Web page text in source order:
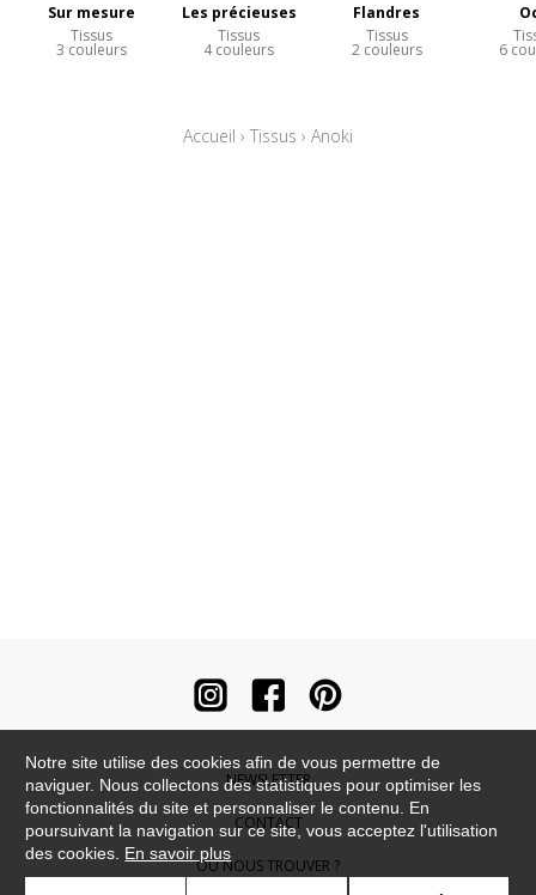
Sur mesure
Tissus
3 couleurs
Les précieuses
Tissus
4 couleurs
Flandres
Tissus
2 couleurs 6
Accueil › Tissus › Anoki
NEWSLETTER
CONTACT
OÙ NOUS TROUVER ?
Notre site utilise des cookies afin de vous permettre de
naviguer. Nous collectons des statistiques pour optimiser les
fonctionnalités du site et personnaliser le contenu. En
poursuivant la navigation sur ce site, vous acceptez l'utilisation
des cookies. En savoir plus